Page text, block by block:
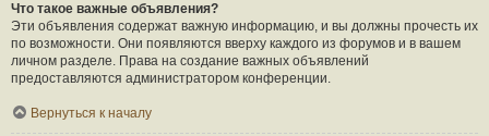
Что такое важные объявления?
Эти объявления содержат важную информацию, и вы должны прочесть их
по возможности. Они появляются вверху каждого из форумов и в вашем
личном разделе. Права на создание важных объявлений
предоставляются администратором конференции.
Вернуться к началу